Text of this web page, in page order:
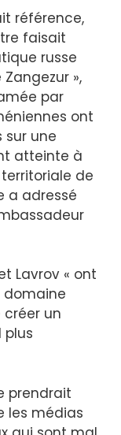
référence,
faisait
russe
»,
par
ont
sur une
atteinte à
de
a adressé
Lavrov « ont
domaine
un
prendrait
les médias